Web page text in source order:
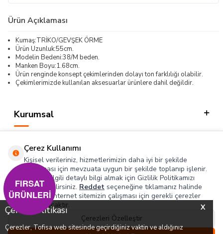
X
Çerez Politikası
Çerezler, Tofisa web sitesinde geçirdiğiniz vaktin ve aldığınız
0
Ürün Açıklaması
Kumaş:TRİKO/GEVŞEK ÖRME
Ürün Uzunluk:55cm.
Modelin Bedeni:38/M beden.
Manken Boyu:1.68cm.
Ürün renginde konsept çekimlerinden dolayı ton farklılığı olabilir.
Çekimlerimizde kullanılan aksesuarlar ürünlere dahil değildir.
Kurumsal
Hızlı Erişim
Sosyal
Adres & İletişim
Çerez Kullanımı
Kişisel verileriniz, hizmetlerimizin daha iyi bir şekilde
sunulması için mevzuata uygun bir şekilde toplanıp işlenir.
Konuyla ilgili detaylı bilgi almak için Gizlilik Politikamızı
inceleyebilirsiniz. Reddet seçeneğine tıklamanız halinde
yalnızca internet sitemizin çalışması için gerekli çerezler
kullanılacaktır.
Çerezleri Özelleştir
FIRSAT
ÜRÜNLERİ